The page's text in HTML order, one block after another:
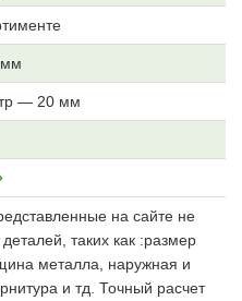
— 20 мм
на сайте не
таких как :размер
металла, наружная и
и тд. Точный расчет